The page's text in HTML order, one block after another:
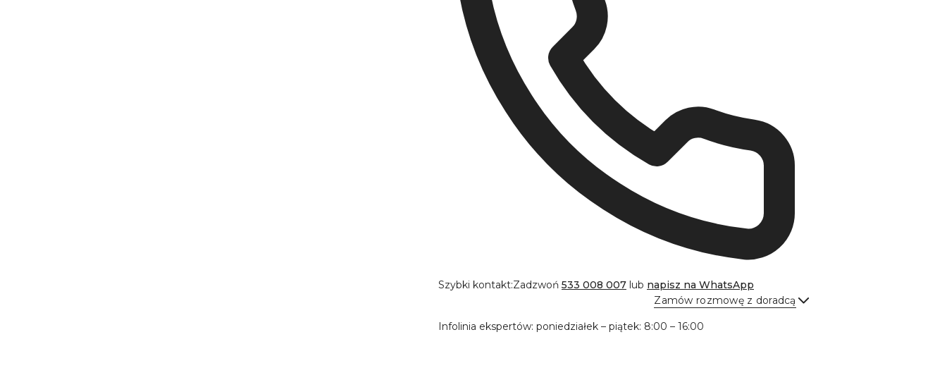
Szybki kontakt:Zadzwoń 533 008 007 lub napisz na WhatsApp
Zamów rozmowę z doradcą
Infolinia ekspertów: poniedziałek – piątek: 8:00 – 16:00